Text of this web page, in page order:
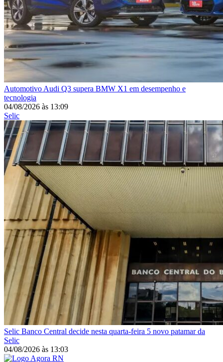
Automotivo Audi Q3 supera BMW X1 em desempenho e
tecnologia
04/08/2026 às 13:09
Selic
Selic Banco Central decide nesta quarta-feira 5 novo patamar da
Selic
04/08/2026 às 13:03